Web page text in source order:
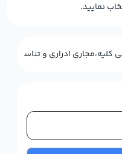
نمایید.
ادراري و